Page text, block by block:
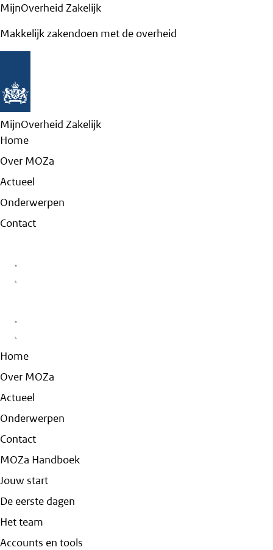
MijnOverheid Zakelijk
Makkelijk zakendoen met de overheid
MijnOverheid Zakelijk
Home
Over MOZa
Actueel
Onderwerpen
Contact
Home
Over MOZa
Actueel
Onderwerpen
Contact
MOZa Handboek
Jouw start
De eerste dagen
Het team
Accounts en tools